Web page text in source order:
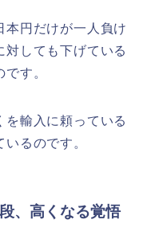
本円だけが一人負け
対しても下げている
す。
を輸入に頼っている
るのです。
、高くなる覚悟